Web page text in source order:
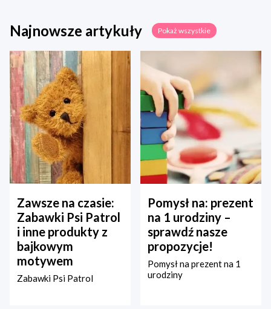
Najnowsze artykuły Pokaż wszystkie
Zawsze na czasie:
Zabawki Psi Patrol
i inne produkty z
bajkowym
motywem
Zabawki Psi Patrol
Pomysł na: prezent
na 1 urodziny –
sprawdź nasze
propozycje!
Pomysł na prezent na 1
urodziny